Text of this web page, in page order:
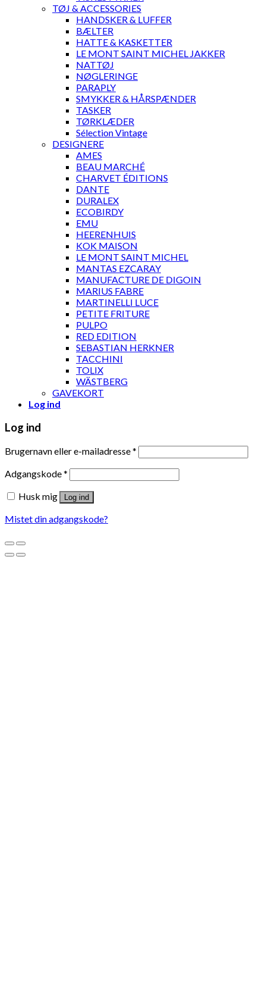
TØJ & ACCESSORIES
HANDSKER & LUFFER
BÆLTER
HATTE & KASKETTER
LE MONT SAINT MICHEL JAKKER
NATTØJ
NØGLERINGE
PARAPLY
SMYKKER & HÅRSPÆNDER
TASKER
TØRKLÆDER
Sélection Vintage
DESIGNERE
AMES
BEAU MARCHÉ
CHARVET ÉDITIONS
DANTE
DURALEX
ECOBIRDY
EMU
HEERENHUIS
KOK MAISON
LE MONT SAINT MICHEL
MANTAS EZCARAY
MANUFACTURE DE DIGOIN
MARIUS FABRE
MARTINELLI LUCE
PETITE FRITURE
PULPO
RED EDITION
SEBASTIAN HERKNER
TACCHINI
TOLIX
WÄSTBERG
GAVEKORT
Log ind
Log ind
Brugernavn eller e-mailadresse*
Adgangskode*
Husk mig
Log ind
Mistet din adgangskode?